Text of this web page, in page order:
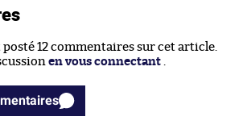
12 commentaires sur cet article.
en vous connectant
commentaires